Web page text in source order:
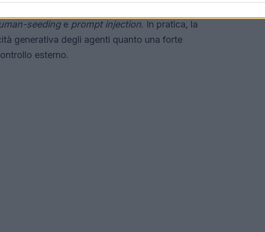
sono stati innescati o amplificati da
seedinge prompt injection. In pratica, la
generativa degli agenti quanto una forte
esterno.